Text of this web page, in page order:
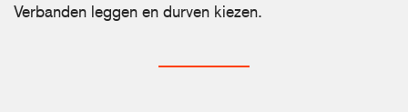
Verbanden leggen en durven kiezen.